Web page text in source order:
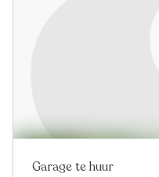
Nieuw
Garage te huur